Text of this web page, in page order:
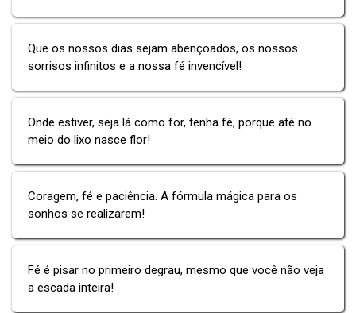
Que os nossos dias sejam abençoados, os nossos
sorrisos infinitos e a nossa fé invencível!
Onde estiver, seja lá como for, tenha fé, porque até no
meio do lixo nasce flor!
Coragem, fé e paciência. A fórmula mágica para os
sonhos se realizarem!
Fé é pisar no primeiro degrau, mesmo que você não veja
a escada inteira!